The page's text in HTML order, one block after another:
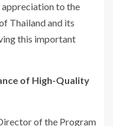
appreciation to the
Thailand and its
this important
of High-Quality
of the Program